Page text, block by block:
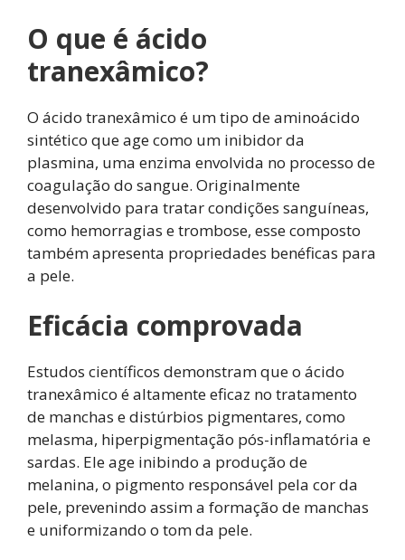
O que é ácido
tranexâmico?
O ácido tranexâmico é um tipo de aminoácido
sintético que age como um inibidor da
plasmina, uma enzima envolvida no processo de
coagulação do sangue. Originalmente
desenvolvido para tratar condições sanguíneas,
como hemorragias e trombose, esse composto
também apresenta propriedades benéficas para
a pele.
Eficácia comprovada
Estudos científicos demonstram que o ácido
tranexâmico é altamente eficaz no tratamento
de manchas e distúrbios pigmentares, como
melasma, hiperpigmentação pós-inflamatória e
sardas. Ele age inibindo a produção de
melanina, o pigmento responsável pela cor da
pele, prevenindo assim a formação de manchas
e uniformizando o tom da pele.